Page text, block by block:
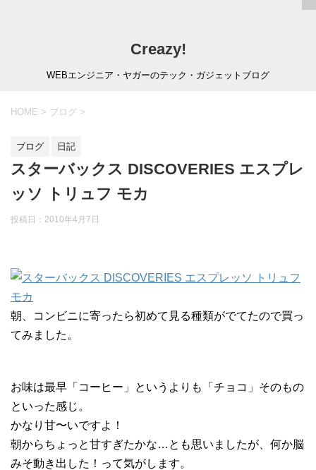
Creazy!
WEBエンジニア・ヤガーのテック・ガジェットブログ
HOME > ブログ >
ブログ 日記
スターバックス DISCOVERIES エスプレ
ッソ トリュフ モカ
投稿日： 2010年4月7日
朝、コンビニに寄ったら初めて見る種類がでてたので買っ
てみました。
お味は最早「コーヒー」というよりも「チョコ」そのもの
といった感じ。
かなり甘〜いですよ！
朝からちょっと甘すぎたかな…とも思いましたが、何か脳
みそ動き出した！って気がします。